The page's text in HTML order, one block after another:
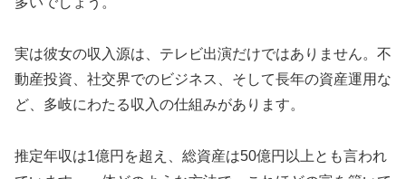
実は彼女の収入源は、テレビ出演だけではありません。不
動産投資、社交界でのビジネス、そして長年の資産運用な
ど、多岐にわたる収入の仕組みがあります。
推定年収は1億円を超え、総資産は50億円以上とも言われ